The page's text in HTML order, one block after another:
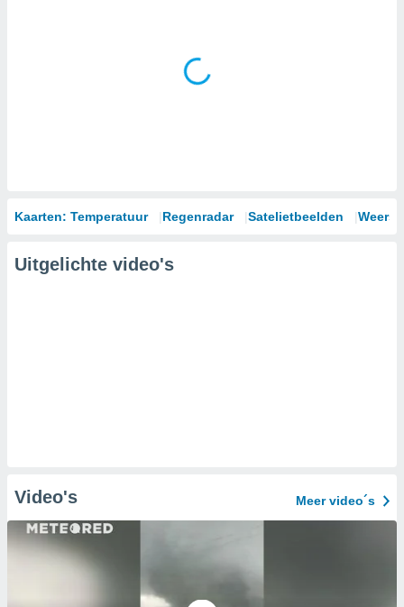
Kaarten: Temperatuur Regenradar Satelietbeelden
Uitgelichte video's
Video's Meer video´s